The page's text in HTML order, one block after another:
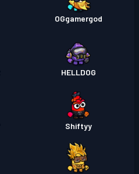
OGgamergod
HELLDOG
Shiftyy